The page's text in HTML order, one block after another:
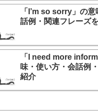
「I’m so sorry」の
話例・関連フレーズ
「I need more
味・使い方・会話例
紹介